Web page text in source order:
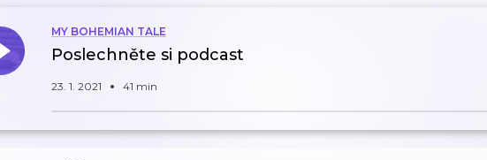
MY BOHEMIAN TALE
Poslechněte si podcast
23. 1. 2021 41 min